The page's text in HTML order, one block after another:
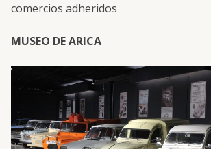
comercios adheridos
MUSEO DE ARICA